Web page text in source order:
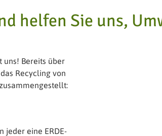
helfen Sie uns,
uns! Bereits über
Recycling von
jeder eine ERDE-